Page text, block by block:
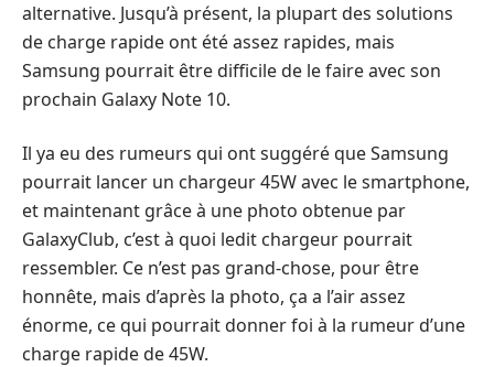
alternative. Jusqu’à présent, la plupart des solutions
de charge rapide ont été assez rapides, mais
Samsung pourrait être difficile de le faire avec son
prochain Galaxy Note 10.
Il ya eu des rumeurs qui ont suggéré que Samsung
pourrait lancer un chargeur 45W avec le smartphone,
et maintenant grâce à une photo obtenue par
GalaxyClub, c’est à quoi ledit chargeur pourrait
ressembler. Ce n’est pas grand-chose, pour être
honnête, mais d’après la photo, ça a l’air assez
énorme, ce qui pourrait donner foi à la rumeur d’une
charge rapide de 45W.